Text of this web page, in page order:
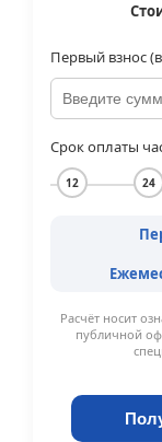
Первый взнос
Срок оплаты
12 24
Расчёт носит
публичной